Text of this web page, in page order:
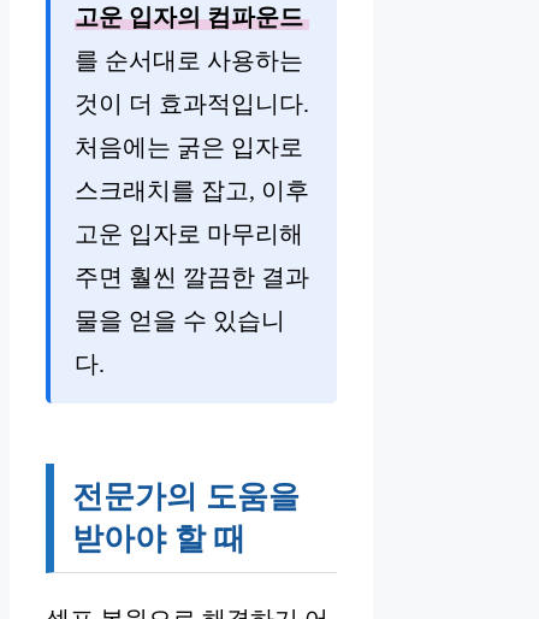
고운 입자의 컴파운드
를 순서대로 사용하는
것이 더 효과적입니다.
처음에는 굵은 입자로
스크래치를 잡고, 이후
고운 입자로 마무리해
주면 훨씬 깔끔한 결과
물을 얻을 수 있습니
다.
전문가의 도움을
받아야 할 때